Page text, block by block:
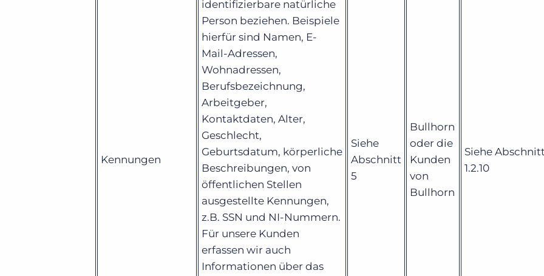
Kennungen
identifizierbare natürliche
Person beziehen. Beispiele
hierfür sind Namen, E-
Mail-Adressen,
Wohnadressen,
Berufsbezeichnung,
Arbeitgeber,
Kontaktdaten, Alter,
Geschlecht,
Geburtsdatum, körperliche
Beschreibungen, von
öffentlichen Stellen
ausgestellte Kennungen,
z.B. SSN und NI-Nummern.
Für unsere Kunden
erfassen wir auch
Informationen über das
Siehe
Abschnitt
5
Bullhorn
oder die
Kunden
von
Bullhorn
Siehe Abschnitt
1.2.10